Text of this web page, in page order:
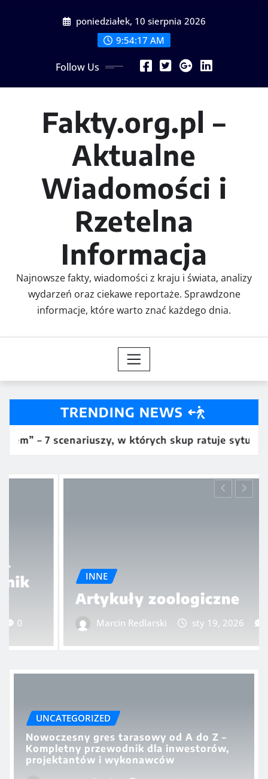
poniedziałek, 10 sierpnia 2026
9:54:18 AM
Follow Us
Fakty.org.pl –
Aktualne
Wiadomości i
Rzetelna
Informacja
Najnowsze fakty, wiadomości z kraju i świata, analizy
wydarzeń oraz ciekawe reportaże. Sprawdzone
informacje, które warto znać każdego dnia.
TRENDING NEWS
scenariuszy, w których skup ratuje sytuację
Artykuły zoologiczne
Marcin Redlarski sty 19, 2026 0
UNCATEGORIZED
Nowoczesny gres tarasowy od A do Z –
Kompletny przewodnik dla inwestorów,
projektantów i wykonawców